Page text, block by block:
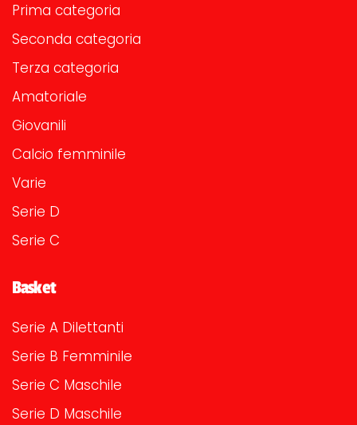
Prima categoria
Seconda categoria
Terza categoria
Amatoriale
Giovanili
Calcio femminile
Varie
Serie D
Serie C
Basket
Serie A Dilettanti
Serie B Femminile
Serie C Maschile
Serie D Maschile